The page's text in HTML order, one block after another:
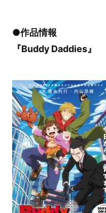
●作品情報
『Buddy Daddies』